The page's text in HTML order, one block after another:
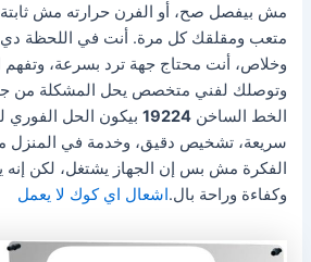
مش بيفصل صح، أو الفرن حرارته مش
متعب ومقلقك كل مرة. أنت في اللحظة
وخلاص، أنت محتاج جهة ترد بسرعة،
وتوصلك لفني متخصص يحل المشكلة من
الخط الساخن19224 بيكون الحل الفوري
سريعة، تشخيص دقيق، وخدمة في المنزل
الفكرة مش بس إن الجهاز يشتغل، لكن إنه
وكفاءة وراحة بال. اشعال اي كوك لا يعمل